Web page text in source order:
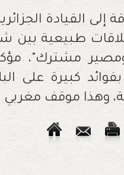
القيادة
علاقات طبيعية
مشترك"،
كبيرة على
وهذا موقف مغربي